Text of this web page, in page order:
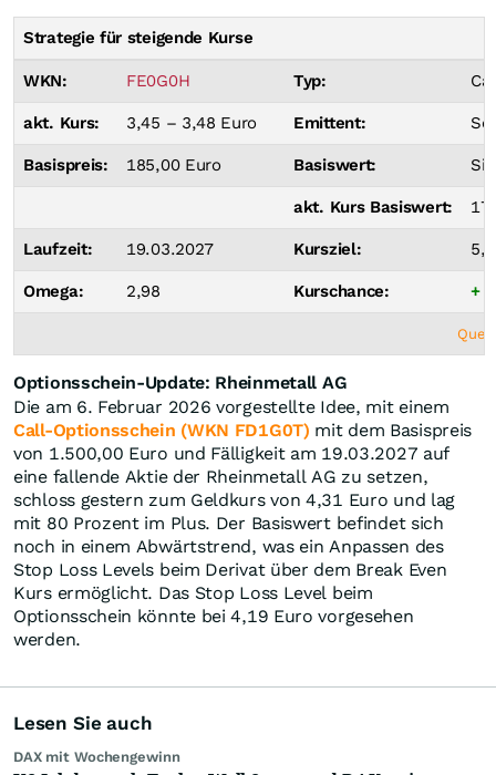
Strategie für steigende Kurse
WKN: FE0G0H Typ:
akt. Kurs: 3,45 – 3,48 Euro Emittent:
Basispreis: 185,00 Euro Basiswert:
akt. Kurs Basiswert:
Laufzeit: 19.03.2027 Kursziel:
Omega: 2,98 Kurschance: +
Optionsschein-Update: Rheinmetall AG
Die am 6. Februar 2026 vorgestellte Idee, mit einem
Call-Optionsschein (WKN FD1G0T) mit dem Basispreis
von 1.500,00 Euro und Fälligkeit am 19.03.2027 auf
eine fallende Aktie der Rheinmetall AG zu setzen,
schloss gestern zum Geldkurs von 4,31 Euro und lag
mit 80 Prozent im Plus. Der Basiswert befindet sich
noch in einem Abwärtstrend, was ein Anpassen des
Stop Loss Levels beim Derivat über dem Break Even
Kurs ermöglicht. Das Stop Loss Level beim
Optionsschein könnte bei 4,19 Euro vorgesehen
werden.
Lesen Sie auch
DAX mit Wochengewinn